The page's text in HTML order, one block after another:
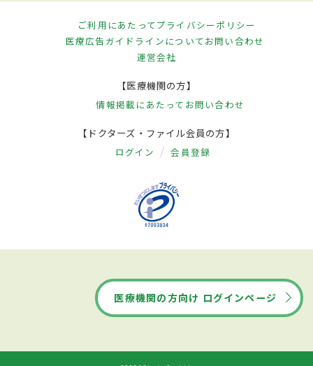
ご利用にあたってプライバシーポリシー
医療広告ガイドラインについてお問い合わせ
運営会社
【医療機関の方】
情報掲載にあたって お問い合わせ
【ドクターズ・ファイル会員の方】
ログイン 会員登録
医療機関の方向け ログインページ